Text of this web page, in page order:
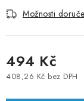
Možnosti
494 Kč
408,26 Kč bez DPH